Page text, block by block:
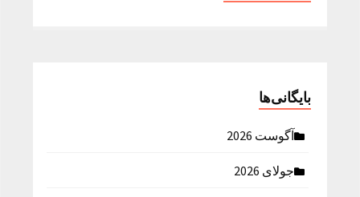
بایگانی‌ها
آگوست 2026
جولای 2026